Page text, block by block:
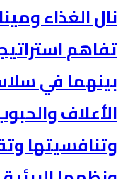
نال الغذاء
تفاهم
بينهما في
الأعلاف
وتنافسيتها